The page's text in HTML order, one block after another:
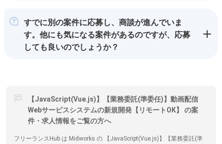
すでに別の案件に応募し、商談が進んでいま
す。他にも気になる案件があるのですが、応募
しても良いのでしょうか？
【JavaScript(Vue.js)】【業務委託(準委任)】動画配信
Webサービスシステムの新規開発【リモートOK】 の案
件・求人情報をご覧の方へ
フリーランスHub は Midworks の 【JavaScript(Vue.js)】【業務委託(準